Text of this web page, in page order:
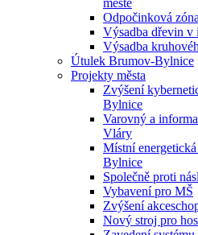
městě
Odpočinková
Výsadba dřevin v
Výsadba
Útulek Brumov-Bylnice
Projekty města
Zvýšení
Bylnice
Varovný a
Vláry
Místní
Bylnice
Společně proti
Vybavení pro MŠ
Zvýšení
Nový stroj pro